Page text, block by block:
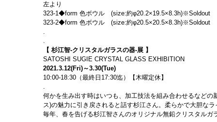
左より
323-1◆form 色ボウル　(size:約φ20.2×19.5×8.3h)※Soldout
323-2◆form 色ボウル　(size:約φ20.5×20.5×8.3h)※Soldout
.
.
【 杉江智-クリスタルガラスの器-展 】
SATOSHI SUGIE CRYSTAL GLASS EXHIBITION
2021.3.12(Fri)～3.30(Tue)
10:00-18:30（最終日17:30迄）【木曜定休】
.
何かを生み出す時はいつも、加工技法を組み合わせるなど
ス)の魅力に引き戻されると話す杉江さん。柔らかで大胆な
毎年、春を告げる杉江智さんのオリジナル無鉛クリスタル